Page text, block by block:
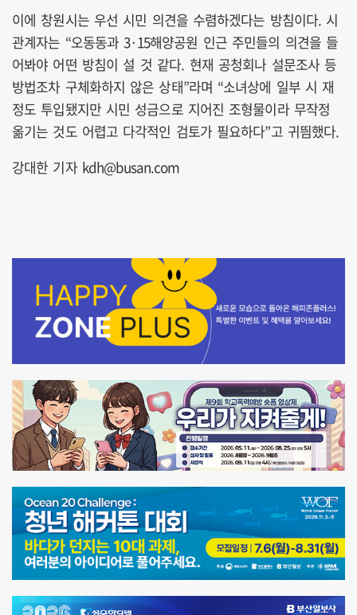
이에 창원시는 우선 시민 의견을 수렴하겠다는 방침이다. 시
관계자는 “오동동과 3·15해양공원 인근 주민들의 의견을 들
어봐야 어떤 방침이 설 것 같다. 현재 공청회나 설문조사 등
방법조차 구체화하지 않은 상태”라며 “소녀상에 일부 시 재
정도 투입됐지만 시민 성금으로 지어진 조형물이라 무작정
옮기는 것도 어렵고 다각적인 검토가 필요하다”고 귀띔했다.
강대한 기자 kdh@busan.com